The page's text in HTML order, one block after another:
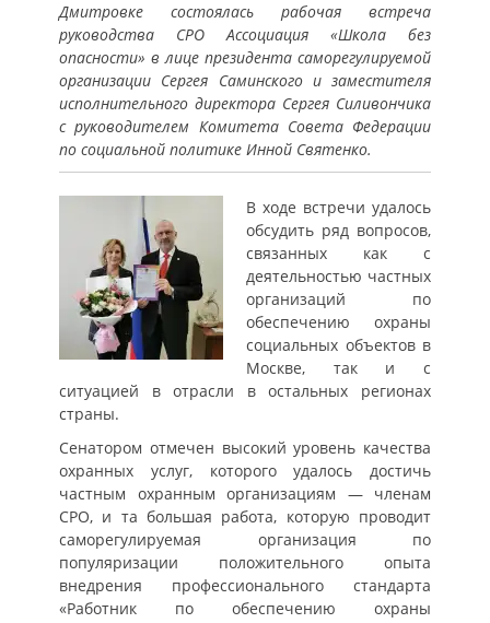
Дмитровке состоялась рабочая встреча
руководства СРО Ассоциация «Школа без
опасности» в лице президента саморегулируемой
организации Сергея Саминского и заместителя
исполнительного директора Сергея Силивончика
с руководителем Комитета Совета Федерации
по социальной политике Инной Святенко.
В ходе встречи удалось
обсудить ряд вопросов,
связанных как с
деятельностью частных
организаций по
обеспечению охраны
социальных объектов в
Москве, так и с
ситуацией в отрасли в остальных регионах
страны.
Сенатором отмечен высокий уровень качества
охранных услуг, которого удалось достичь
частным охранным организациям — членам
СРО, и та большая работа, которую проводит
саморегулируемая организация по
популяризации положительного опыта
внедрения профессионального стандарта
«Работник по обеспечению охраны